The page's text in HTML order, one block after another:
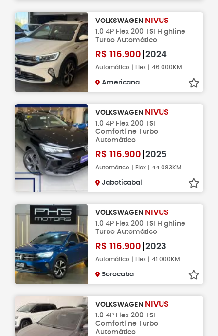
VOLKSWAGEN NIVUS
1.0 4P Flex 200 TSI Highline
Turbo Automático
R$ 116.900 2024
Automático | Flex | 46.000KM
Americana
VOLKSWAGEN NIVUS
1.0 4P Flex 200 TSI
Comfortline Turbo
Automático
R$ 116.900 2025
Automático | Flex | 44.083KM
Jaboticabal
VOLKSWAGEN NIVUS
1.0 4P Flex 200 TSI Highline
Turbo Automático
R$ 116.900 2023
Automático | Flex | 41.000KM
Sorocaba
VOLKSWAGEN NIVUS
1.0 4P Flex 200 TSI
Comfortline Turbo
Automático